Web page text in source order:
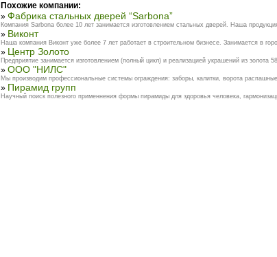
Похожие компании:
» Фабрика стальных дверей “Sarbona”
Компания Sarbona более 10 лет занимается изготовлением стальных дверей. Наша
» Виконт
Наша компания Виконт уже более 7 лет работает в строительном бизнесе. Занимается в
» Центр Золото
Предприятие занимается изготовлением (полный цикл) и реализацией украшений из золота
» ООО "НИЛС"
Мы производим профессиональные системы ограждения: заборы, калитки, ворота
» Пирамид групп
Научный поиск полезного применнения формы пирамиды для здоровья человека,